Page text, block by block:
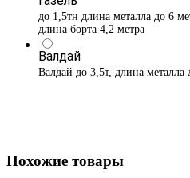
до 1,5тн длина металла до 6
длина борта 4,2 метра
Валдай
Валдай до 3,5т, длина металла
Похожие товары